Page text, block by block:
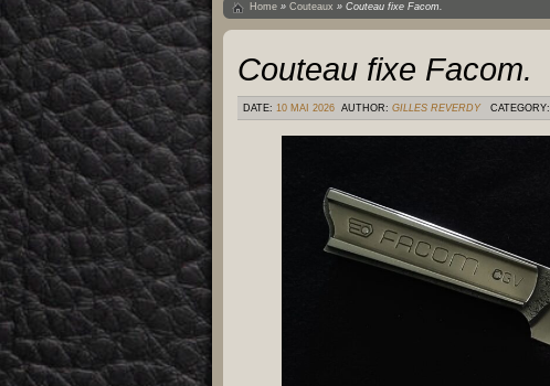
Home » Couteaux » Couteau fixe Facom.
Couteau fixe Facom.
DATE: 10 MAI 2026 AUTHOR: GILLES REVERDY CATEGORY: